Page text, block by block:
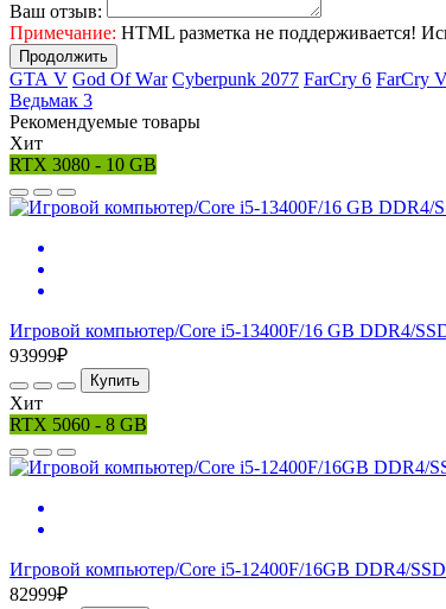
Ваш отзыв:
Примечание: HTML разметка не поддерживается!
Продолжить
GТА V Gоd Оf Wаr Cyberpunk 2077 FаrСry 6 FarCry
Ведьмак 3
Рекомендуемые товары
Хит
RTX 3080 - 10 GB
Игровой компьютер/Core i5-13400F/16 GB DDR4/
93999₽
Купить
Хит
RTX 5060 - 8 GB
Игровой компьютер/Core i5-12400F/16GB DDR4/
82999₽